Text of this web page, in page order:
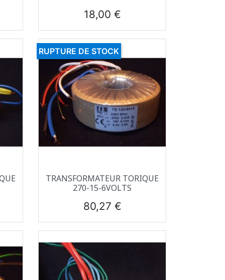
Prix
18,00 €
Aperçu rapide
TRANSFORMATEUR TORIQUE
270-15-6VOLTS
Prix
80,27 €
RUPTURE DE STOCK